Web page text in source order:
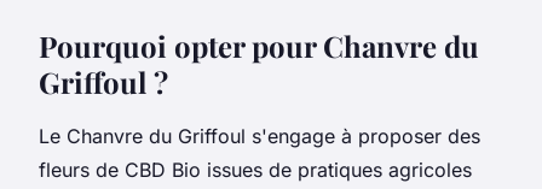
Pourquoi opter pour Chanvre du
Griffoul ?
Le Chanvre du Griffoul s'engage à proposer des
fleurs de CBD Bio issues de pratiques agricoles